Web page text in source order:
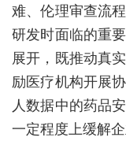
难、伦理审查流
研发时面临的重
展开，既推动真
励医疗机构开展
人数据中的药品
一定程度上缓解